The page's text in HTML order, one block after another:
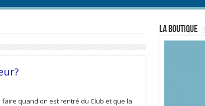
faire quand on est rentré du Club et que la
La Boutique